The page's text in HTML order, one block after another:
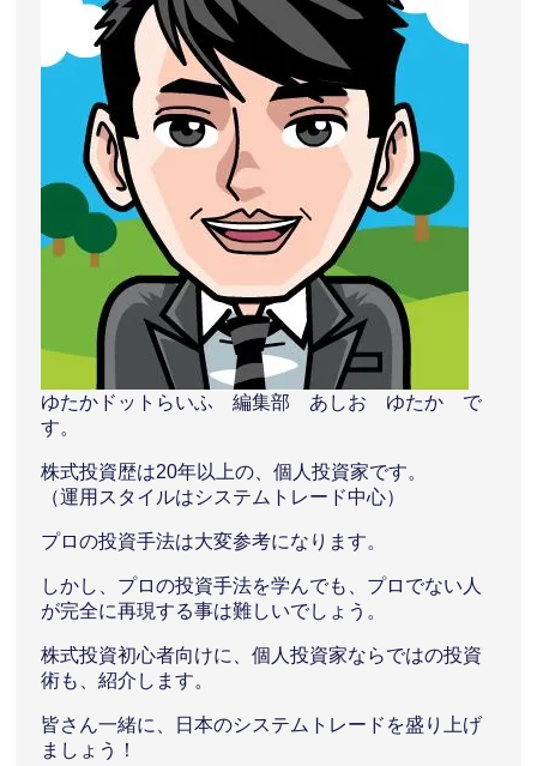
ゆたかドットらいふ 編集部 あしお ゆたか で
す。
株式投資歴は20年以上の、個人投資家です。
（運用スタイルはシステムトレード中心）
プロの投資手法は大変参考になります。
しかし、プロの投資手法を学んでも、プロでない人
が完全に再現する事は難しいでしょう。
株式投資初心者向けに、個人投資家ならではの投資
術も、紹介します。
皆さん一緒に、日本のシステムトレードを盛り上げ
ましょう！